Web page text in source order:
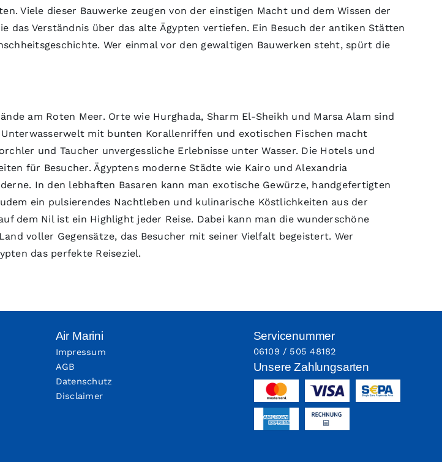
Viele dieser Bauwerke zeugen von der einstigen Macht und dem Wissen der
das Verständnis über das alte Ägypten vertiefen. Ein Besuch der antiken Stätten
Wer einmal vor den gewaltigen Bauwerken steht, spürt die
am Roten Meer. Orte wie Hurghada, Sharm El-Sheikh und Marsa Alam sind
mit bunten Korallenriffen und exotischen Fischen macht
und Taucher unvergessliche Erlebnisse unter Wasser. Die Hotels und
für Besucher. Ägyptens moderne Städte wie Kairo und Alexandria
In den lebhaften Basaren kann man exotische Gewürze, handgefertigten
ein pulsierendes Nachtleben und kulinarische Köstlichkeiten aus der
dem Nil ist ein Highlight jeder Reise. Dabei kann man die wunderschöne
voller Gegensätze, das Besucher mit seiner Vielfalt begeistert. Wer
das perfekte Reiseziel.
Air Marini
Impressum
AGB
Datenschutz
Disclaimer
Servicenummer
06109 / 505 48182
Unsere Zahlungsarten